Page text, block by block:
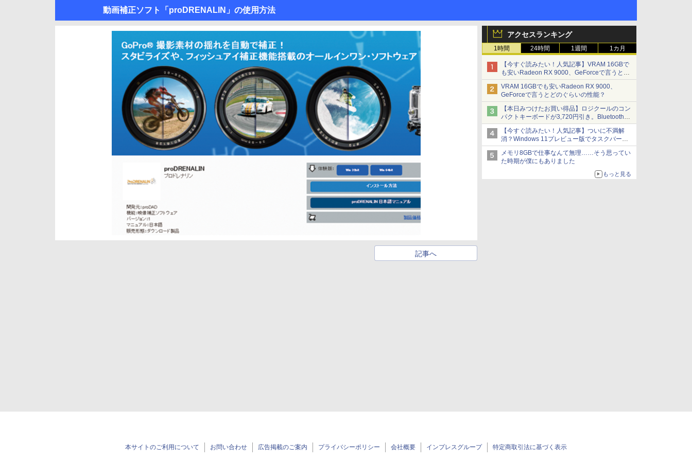
動画補正ソフト「proDRENALIN」の使用方法
アクセスランキング
1時間 24時間 1週間 1カ月
【今すぐ読みたい！人気記事】VRAM 16GBで
も安いRadeon RX 9000、GeForceで言うとど
のぐらいの性能？ - PC Watch
VRAM 16GBでも安いRadeon RX 9000、
GeForceで言うとどのぐらいの性能？
【本日みつけたお買い得品】ロジクールのコン
パクトキーボードが3,720円引き。Bluetoothで3
台接続対応
【今すぐ読みたい！人気記事】ついに不満解
消？Windows 11プレビュー版でタスクバーの
配置変更を徹底検証 - PC Watch
メモリ8GBで仕事なんて無理……そう思ってい
た時期が僕にもありました
もっと見る
記事へ
本サイトのご利用について お問い合わせ 広告掲載のご案内 プライバシーポリシー 会社概要 インプレスグループ 特定商取引法に基づく表示